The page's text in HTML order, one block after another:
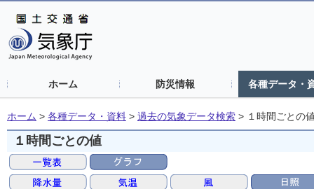
ホーム 防災情報 各種データ・
ホーム > 各種データ・資料 > 過去の気象データ検索 > １時間ごとの
１時間ごとの値